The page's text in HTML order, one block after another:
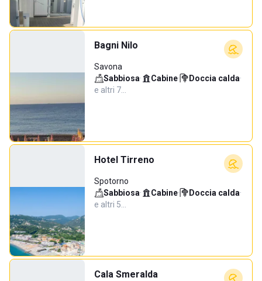
Bagni Nilo
Savona
Sabbiosa· Cabine· Doccia calda·
e altri 7…
Hotel Tirreno
Spotorno
Sabbiosa· Cabine· Doccia calda·
e altri 5…
Cala Smeralda